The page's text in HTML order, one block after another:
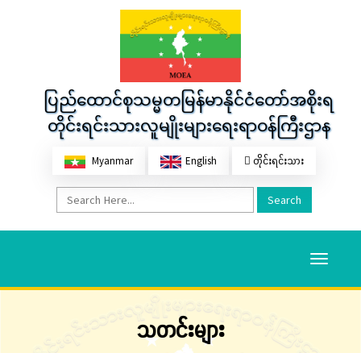
ပြည်ထောင်စုသမ္မတမြန်မာနိုင်ငံတော်အစိုးရ
တိုင်းရင်းသားလူမျိုးများရေးရာဝန်ကြီးဌာန
Myanmar English တိုင်းရင်းသား
Search
Toggle
သတင်းများ